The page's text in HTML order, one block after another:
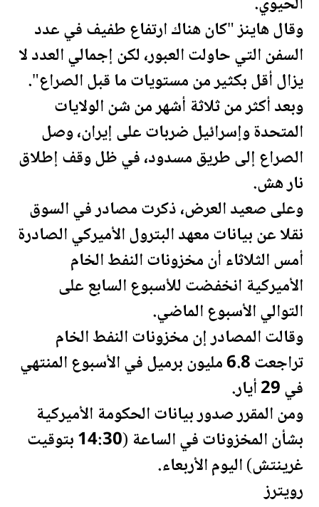
وقال هاينز "كان هناك ارتفاع طفيف في عدد
السفن التي حاولت العبور، لكن إجمالي العدد لا
يزال أقل بكثير من مستويات ما قبل الصراع".
وبعد أكثر من ثلاثة أشهر من شنالولايات
المتحدةوإسرائيل ضربات على إيران، وصل
الصراع إلى طريق مسدود، في ظل وقف إطلاق
نار هش.
وعلى صعيد العرض، ذكرت مصادر في السوق
نقلا عن بيانات معهدالبترولالأميركي الصادرة
أمس الثلاثاء أن مخزوناتالنفطالخام
الأميركية انخفضت للأسبوع السابع على
التوالي الأسبوع الماضي.
وقالت المصادر إن مخزوناتالنفطالخام
تراجعت 6.8 مليون برميل في الأسبوع المنتهي
في 29 أيار.
ومن المقرر صدور بيانات الحكومة الأميركية
بشأن المخزونات في الساعة (14:30 بتوقيت
غرينتش) اليوم الأربعاء.
رويترز